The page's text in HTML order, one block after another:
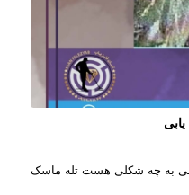
به چه شکلی هست تله ماسک